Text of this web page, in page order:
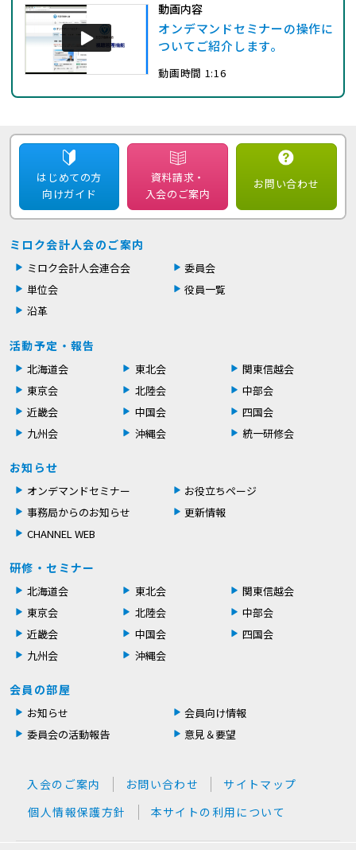
動画内容
オンデマンドセミナーの操作に
ついてご紹介します。
動画時間 1:16
はじめての方
向けガイド
資料請求・
入会のご案内
お問い合わせ
ミロク会計人会のご案内
ミロク会計人会連合会
委員会
単位会
役員一覧
沿革
活動予定・報告
北海道会 東北会
関東信越会
東京会
北陸会
中部会
近畿会
中国会
四国会
九州会
沖縄会 統一研修会
お知らせ
オンデマンドセミナー
お役立ちページ
事務局からのお知らせ
更新情報
CHANNEL WEB
研修・セミナー
北海道会 東北会
関東信越会
東京会
北陸会
中部会
近畿会
中国会
四国会
九州会
沖縄会
会員の部屋
お知らせ
会員向け情報
委員会の活動報告
意見＆要望
入会のご案内 お問い合わせ
サイトマップ
個人情報保護方針
本サイトの利用について